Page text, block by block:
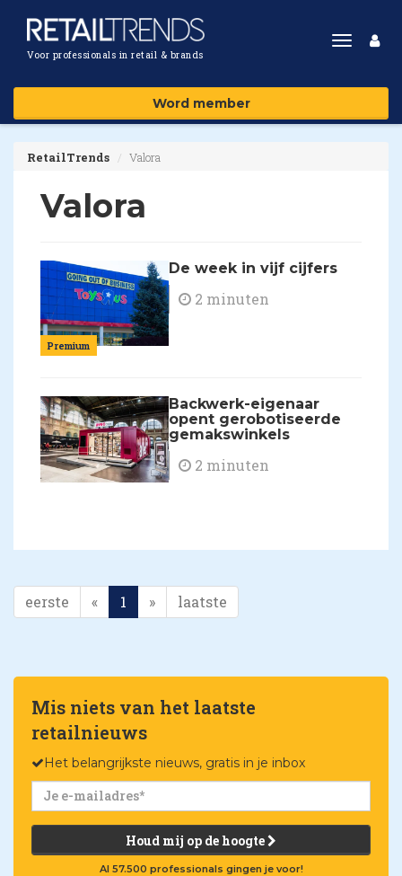
Voor professionals in retail & brands
Toggle
Word member
RetailTrends Valora
Valora
Premium
De week in vijf cijfers
2 minuten
Backwerk-eigenaar
opent gerobotiseerde
gemakswinkels
2 minuten
eerste « 1 » laatste
Mis niets van het laatste
retailnieuws
Het belangrijkste nieuws, gratis in je inbox
Houd mij op de hoogte
Al 57.500 professionals gingen je voor!